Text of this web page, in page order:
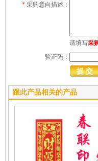
* 采购意向描述：
请填写采
验证码：
跟此产品相关的产品